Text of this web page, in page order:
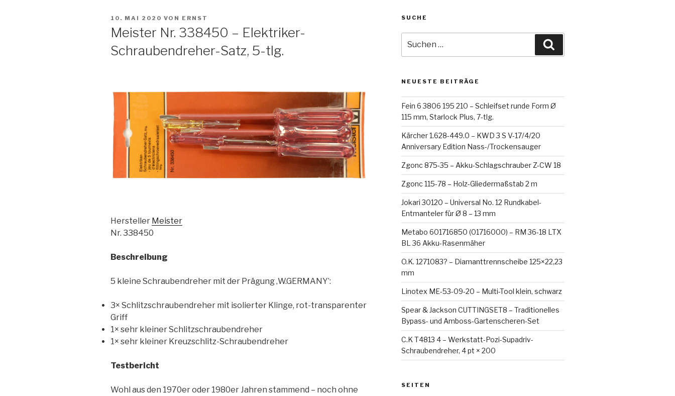
VERÖFFENTLICHT
10. MAI 2020 VON ERNST
Meister Nr. 338450 – Elektriker-
Schraubendreher-Satz, 5-tlg.
Hersteller Meister
Nr. 338450
Beschreibung
5 kleine Schraubendreher mit der Prägung ‚W.GERMANY’:
3× Schlitzschraubendreher mit isolierter Klinge, rot-transparenter
Griff
1× sehr kleiner Schlitzschraubendreher
1× sehr kleiner Kreuzschlitz-Schraubendreher
Testbericht
Wohl aus den 1970er oder 1980er Jahren stammend – noch ohne
SUCHE
nach:
NEUESTE BEITRÄGE
Fein 6 3806 195 210 – Schleifset runde Form Ø
115 mm, Starlock Plus, 7-tlg.
Kärcher 1.628-449.0 – KWD 3 S V-17/4/20
Anniversary Edition Nass-/Trockensauger
Zgonc 875-35 – Akku-Schlagschrauber Z-CW 18
Zgonc 115-78 – Holz-Gliedermaßstab 2 m
Jokari 30120 – Universal No. 12 Rundkabel-
Entmanteler für Ø 8 – 13 mm
Metabo 601716850 (01716000) – RM 36-18 LTX
BL 36 Akku-Rasenmäher
O.K. 1271083? – Diamanttrennscheibe 125×22,23
mm
Linotex ME-53-09-20 – Multi-Tool klein, schwarz
Spear & Jackson CUTTINGSET8 – Traditionelles
Bypass- und Amboss-Gartenscheren-Set
C.K T4813 4 – Werkstatt-Pozi-Supadriv-
Schraubendreher, 4 pt × 200
SEITEN